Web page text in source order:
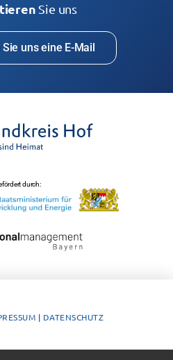
Sie uns
uns eine E-Mail
durch:
| DATENSCHUTZ